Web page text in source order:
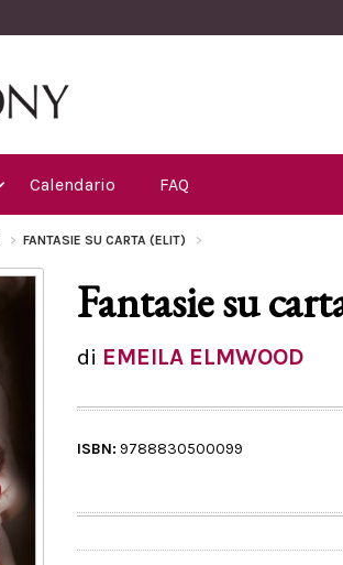
Calendario FAQ
FANTASIE SU CARTA (ELIT)
Fantasie su
di EMEILA ELMWOOD
ISBN: 9788830500099